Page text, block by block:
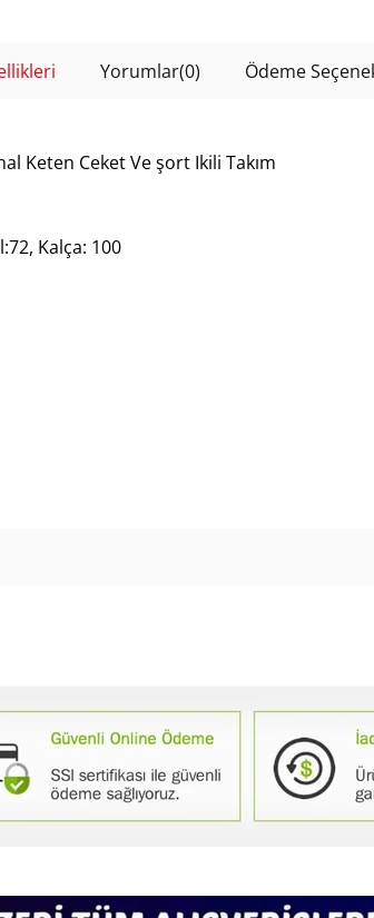
Yorumlar(0) Ödeme
Keten Ceket Ve şort Ikili Takım
Kalça: 100